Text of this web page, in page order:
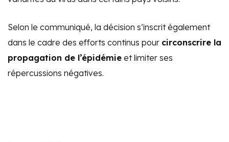
Selon le communiqué, la décision s’inscrit également
dans le cadre des efforts continus pour circonscrire la
propagation de l’épidémie et limiter ses
répercussions négatives.